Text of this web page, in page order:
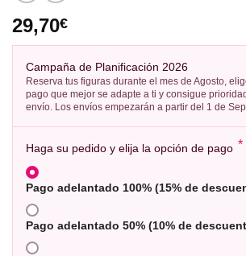
29,70€
Campaña de Planificación 2026
Reserva tus figuras durante el mes de Agosto,
pago que mejor se adapte a ti y consigue
envío. Los envíos empezarán a partir del 1 de
Haga su pedido y elija la opción de pago *
Pago adelantado 100% (15% de
Pago adelantado 50% (10% de